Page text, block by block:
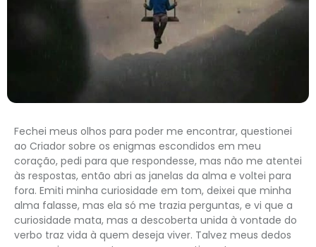
Fechei meus olhos para poder me encontrar, questionei
ao Criador sobre os enigmas escondidos em meu
coração, pedi para que respondesse, mas não me atentei
às respostas, então abri as janelas da alma e voltei para
fora. Emiti minha curiosidade em tom, deixei que minha
alma falasse, mas ela só me trazia perguntas, e vi que a
curiosidade mata, mas a descoberta unida à vontade do
verbo traz vida à quem deseja viver. Talvez meus dedos